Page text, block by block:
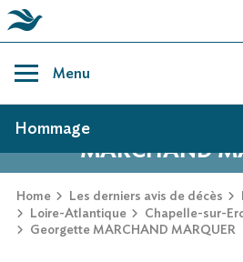
content
Menu
AVIS DE DÉCÈS DE
MARCHAND
Home Les derniers avis de décès
Loire-Atlantique
Chapelle-sur-
Georgette MARCHAND MARQUER
Hommage